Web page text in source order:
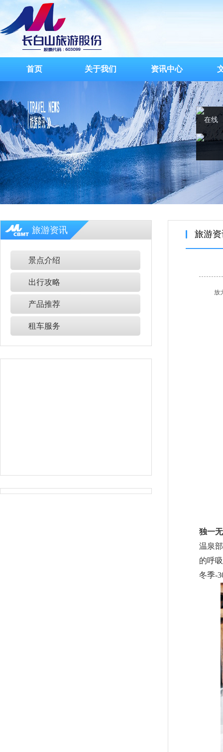
首页 关于我们 资讯中心
旅游资讯
景点介绍
出行攻略
产品推荐
租车服务
旅游
放
独一
温泉
的呼
冬季-
在线